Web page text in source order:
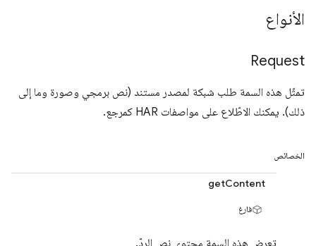
الأنواع
Request
تمثّل هذه السمة طلب شبكة لمصدر مستند (نص برمجي وصورة وما إلى
ذلك). يمكنك الاطّلاع على مواصفات HAR كمرجع.
الخصائص
getContent
فارغ
تعرض هذه السمة محتوى نص الردّ.